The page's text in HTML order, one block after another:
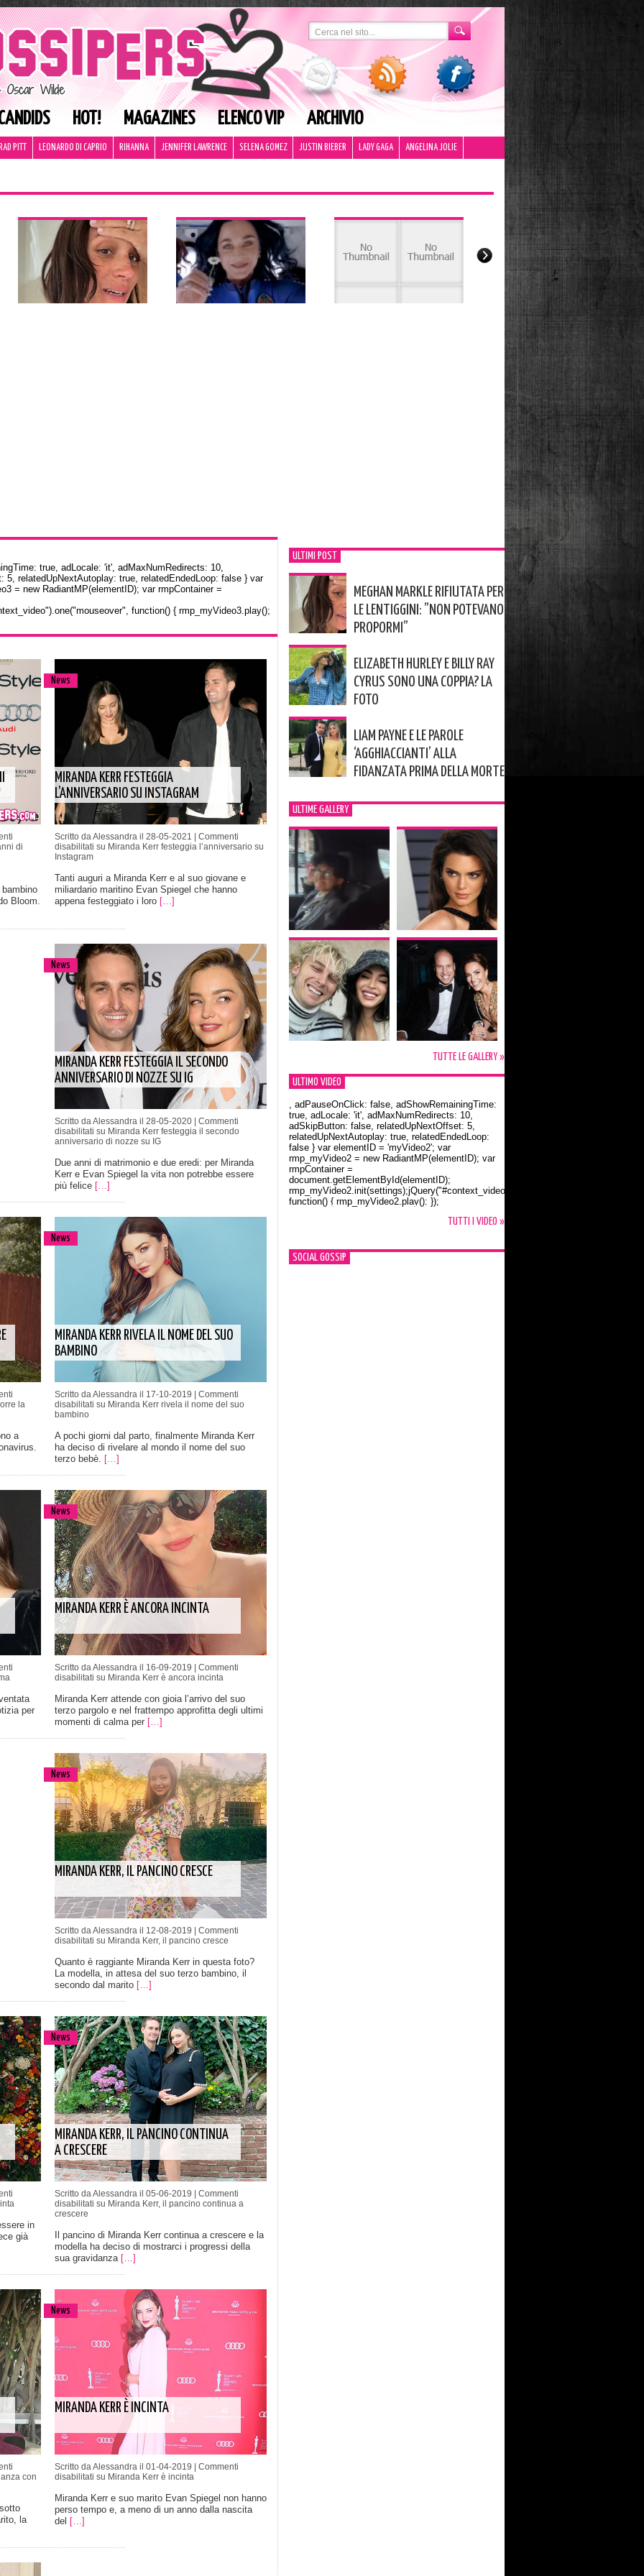
HOT! MAGAZINES ELENCO VIP ARCHIVIO
PITT LEONARDO DI CAPRIO RIHANNA JENNIFER LAWRENCE SELENA GOMEZ JUSTIN BIEBER LADY GAGA ANGELINA JOLIE
true, adLocale: 'it', adMaxNumRedirects: 10,
relatedUpNextAutoplay: true, relatedEndedLoop: false } var
= new RadiantMP(elementID); var rmpContainer =
function() { rmp_myVideo3.play();
di
Bloom.
News
MIRANDA KERR FESTEGGIA
L’ANNIVERSARIO SU INSTAGRAM
Scritto da Alessandra il 28-05-2021 | Commenti
disabilitati su Miranda Kerr festeggia l’anniversario su
Instagram
Tanti auguri a Miranda Kerr e al suo giovane e
miliardario maritino Evan Spiegel che hanno
appena festeggiato i loro […]
News
MIRANDA KERR FESTEGGIA IL SECONDO
ANNIVERSARIO DI NOZZE SU IG
Scritto da Alessandra il 28-05-2020 | Commenti
disabilitati su Miranda Kerr festeggia il secondo
anniversario di nozze su IG
Due anni di matrimonio e due eredi: per Miranda
Kerr e Evan Spiegel la vita non potrebbe essere
più felice […]
la
a
News
MIRANDA KERR RIVELA IL NOME DEL SUO
BAMBINO
Scritto da Alessandra il 17-10-2019 | Commenti
disabilitati su Miranda Kerr rivela il nome del suo
bambino
A pochi giorni dal parto, finalmente Miranda Kerr
ha deciso di rivelare al mondo il nome del suo
terzo bebè. […]
per
News
MIRANDA KERR È ANCORA INCINTA
Scritto da Alessandra il 16-09-2019 | Commenti
disabilitati su Miranda Kerr è ancora incinta
Miranda Kerr attende con gioia l’arrivo del suo
terzo pargolo e nel frattempo approfitta degli ultimi
momenti di calma per […]
News
MIRANDA KERR, IL PANCINO CRESCE
Scritto da Alessandra il 12-08-2019 | Commenti
disabilitati su Miranda Kerr, il pancino cresce
Quanto è raggiante Miranda Kerr in questa foto?
La modella, in attesa del suo terzo bambino, il
secondo dal marito […]
in
già
News
MIRANDA KERR, IL PANCINO CONTINUA
A CRESCERE
Scritto da Alessandra il 05-06-2019 | Commenti
disabilitati su Miranda Kerr, il pancino continua a
crescere
Il pancino di Miranda Kerr continua a crescere e la
modella ha deciso di mostrarci i progressi della
sua gravidanza […]
con
la
News
MIRANDA KERR È INCINTA
Scritto da Alessandra il 01-04-2019 | Commenti
disabilitati su Miranda Kerr è incinta
Miranda Kerr e suo marito Evan Spiegel non hanno
perso tempo e, a meno di un anno dalla nascita
del […]
ULTIMI POST
MEGHAN MARKLE RIFIUTATA PER
LE LENTIGGINI: ”NON POTEVANO
PROPORMI”
ELIZABETH HURLEY E BILLY RAY
CYRUS SONO UNA COPPIA? LA
FOTO
LIAM PAYNE E LE PAROLE
‘AGGHIACCIANTI’ ALLA
FIDANZATA PRIMA DELLA MORTE
ULTIME GALLERY
TUTTE LE GALLERY »
ULTIMO VIDEO
Orlando Bloom e la t-shirt dedicata a Flynn
, adPauseOnClick: false, adShowRemainingTime:
true, adLocale: 'it', adMaxNumRedirects: 10,
adSkipButton: false, relatedUpNextOffset: 5,
relatedUpNextAutoplay: true, relatedEndedLoop:
false } var elementID = 'myVideo2'; var
rmp_myVideo2 = new RadiantMP(elementID); var
rmpContainer =
document.getElementById(elementID);
rmp_myVideo2.init(settings);jQuery("#context_video2").one("mouseover",
function() { rmp_myVideo2.play(); });
TUTTI I VIDEO »
SOCIAL GOSSIP